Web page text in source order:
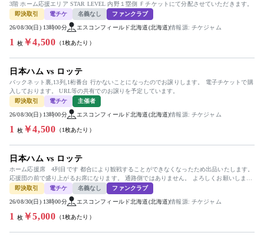
3階 ホーム応援エリア STAR LEVEL 内野１塁側 Ｆチケットにて分配させていただきます。
即決取引
電チケ 名義なし ファンクラブ
26/08/30(日) 13時00分 エスコンフィールド北海道(北海道)情報源: チケジャム
1 枚￥4,500 （1枚あたり）
日本ハム vs ロッテ
バックネット裏,13列,1桁番台 行かないことになったのでお譲りします。 電子チケットで購
入しております。 URL等の共有でのお譲りを予定しています。
即決取引
電チケ 主催者
26/08/30(日) 13時00分 エスコンフィールド北海道(北海道)情報源: チケジャム
1 枚￥4,500 （1枚あたり）
日本ハム vs ロッテ
ホーム応援席 4列目です 都合により観戦することができなくなったため出品いたします。
応援団の前で盛り上がるお席になります。 通路側ではありません。 よろしくお願いしま
す。
即決取引 電チケ 名義なし ファンクラブ
26/08/30(日) 13時00分 エスコンフィールド北海道(北海道)情報源: チケジャム
1 枚￥5,000 （1枚あたり）